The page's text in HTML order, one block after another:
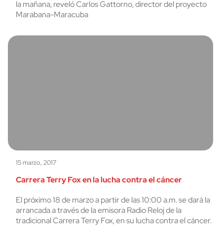
la mañana, reveló Carlos Gattorno, director del proyecto
Marabana-Maracuba
15 marzo, 2017
Carrera Terry Fox en la lucha contra el cáncer
El próximo 18 de marzo a partir de las 10:00 a.m. se dará la
arrancada a través de la emisora Radio Reloj de la
tradicional Carrera Terry Fox, en su lucha contra el cáncer.